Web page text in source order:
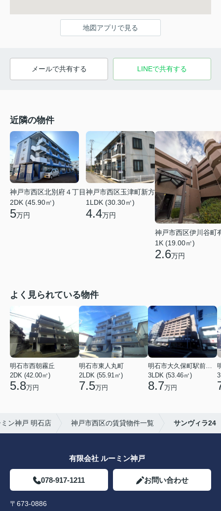
地図アプリで見る
メールで共有する LINEで共有する
近隣の物件
神戸市西区北別府４丁目
2DK (45.90㎡)
5万円
神戸市西区玉津町新方
1LDK (30.30㎡)
4.4万円
神戸市西区伊川谷町
1K (19.00㎡)
2.6万円
よく見られている物件
明石市西朝霧丘
2DK (42.00㎡)
5.8万円
明石市東人丸町
2LDK (55.91㎡)
7.5万円
3LDK (53.46㎡)
8.7万円
ン神戸 明石店 神戸市西区の賃貸物件一覧 サンヴィラ24
有限会社 ルーミン神戸
078-917-1211 お問い合わせ
〒673-0886